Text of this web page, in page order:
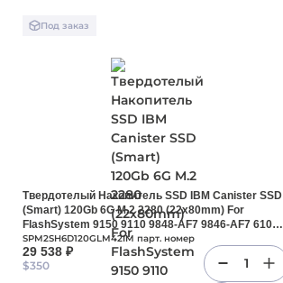
Под заказ
Твердотелый Накопитель SSD IBM Canister SSD
(Smart) 120Gb 6G M.2 2280 (22x80mm) For
FlashSystem 9150 9110 9848-AF7 9846-AF7 6100
SAN Volume Controller (SVC) 2145-SV2 Storwize
V7000 G3(SPM2SH6D120GLM42IM)
SPM2SH6D120GLM42IM парт. номер
29 538 ₽
$350 1